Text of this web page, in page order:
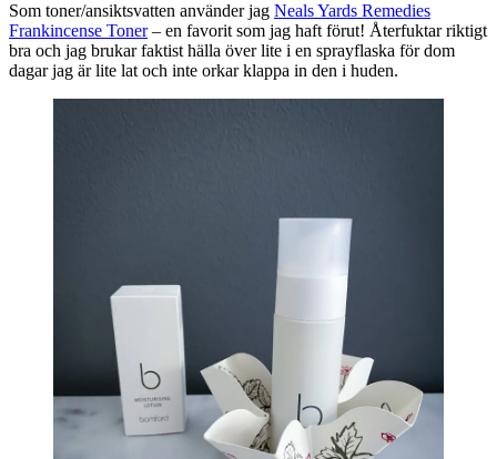
Som toner/ansiktsvatten använder jag Neals Yards Remedies
Frankincense Toner– en favorit som jag haft förut! Återfuktar riktigt
bra och jag brukar faktist hälla över lite i en sprayflaska för dom
dagar jag är lite lat och inte orkar klappa in den i huden.